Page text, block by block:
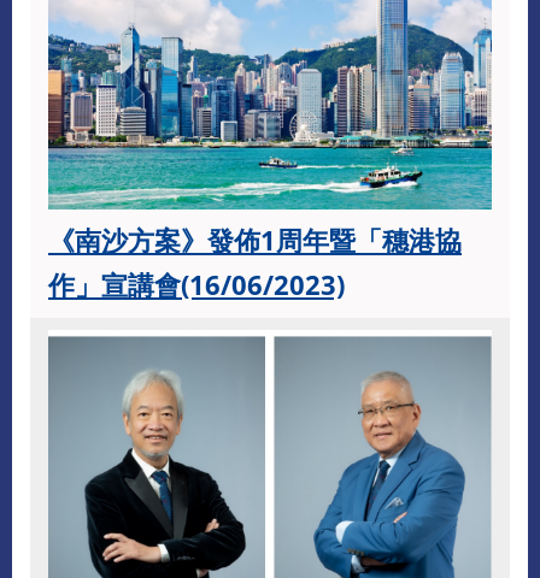
《南沙方案》發佈1周年暨「穗港協
作」宣講會(16/06/2023)